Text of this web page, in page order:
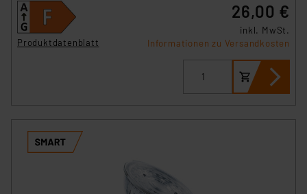
Produktdatenblatt
26,00 €
inkl. MwSt.
Informationen zu Versandkosten